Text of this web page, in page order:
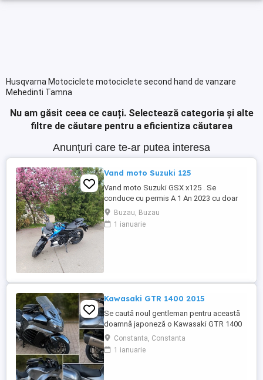
Husqvarna Motociclete motociclete second hand de vanzare
Mehedinti Tamna
Nu am găsit ceea ce cauți. Selectează categoria și alte
filtre de căutare pentru a eficientiza căutarea
Anunțuri care te-ar putea interesa
Vand moto Suzuki 125
Vand moto Suzuki GSX x125 . Se
conduce cu permis A 1 An 2023 cu doar
5000km Stare impecabila , fara cazaturi
ITP valabil pana in noiembrie 2027 Revizii
si schimb de ulei in service autorizat
Buzau, Buzau
1 ianuarie
Kawasaki GTR 1400 2015
Se caută noul gentleman pentru această
doamnă japoneză o Kawasaki GTR 1400
care încă întoarce priviri și iubește
kilometrii. A fost răsfățată, întreținută la
timp și tratată cu respect. O dau doar
Constanta, Constanta
1 ianuarie